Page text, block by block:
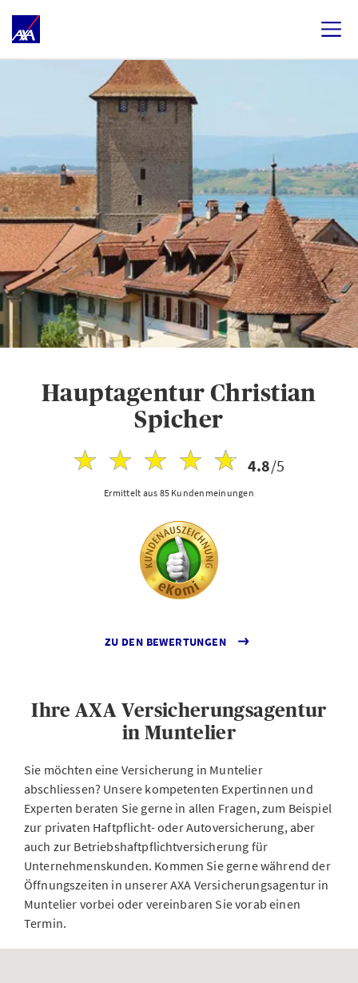
Hauptagentur Christian
Spicher
4.8/5
Ermittelt aus 85 Kundenmeinungen
ZU DEN BEWERTUNGEN
Ihre AXA Versicherungsagentur
in Muntelier
Sie möchten eine Versicherung in Muntelier
abschliessen? Unsere kompetenten Expertinnen und
Experten beraten Sie gerne in allen Fragen, zum Beispiel
zur privaten Haftpflicht- oder Autoversicherung, aber
auch zur Betriebshaftpflichtversicherung für
Unternehmenskunden. Kommen Sie gerne während der
Öffnungszeiten in unserer AXA Versicherungsagentur in
Muntelier vorbei oder vereinbaren Sie vorab einen
Termin.